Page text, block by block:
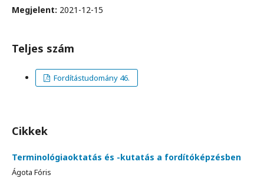
Megjelent: 2021-12-15
Teljes szám
Fordítástudomány 46.
Cikkek
Terminológiaoktatás és -kutatás a fordítóképzésben
Ágota Fóris